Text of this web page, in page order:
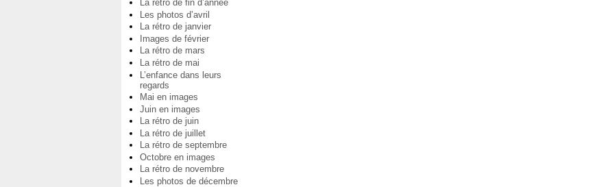
La rétro de fin d’année
Les photos d’avril
La rétro de janvier
Images de février
La rétro de mars
La rétro de mai
L’enfance dans leurs
regards
Mai en images
Juin en images
La rétro de juin
La rétro de juillet
La rétro de septembre
Octobre en images
La rétro de novembre
Les photos de décembre